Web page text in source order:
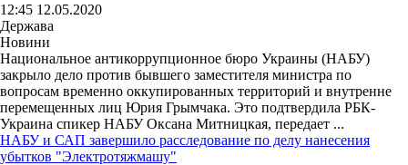
12:45 12.05.2020
Держава
Новини
Национальное антикоррупционное бюро Украины (НАБУ)
закрыло дело против бывшего заместителя министра по
вопросам временно оккупированных территорий и внутренне
перемещенных лиц Юрия Грымчака. Это подтвердила РБК-
Украина спикер НАБУ Оксана Митницкая, передает ...
НАБУ и САП завершило расследование по делу нанесения
убытков "Электротяжмашу"